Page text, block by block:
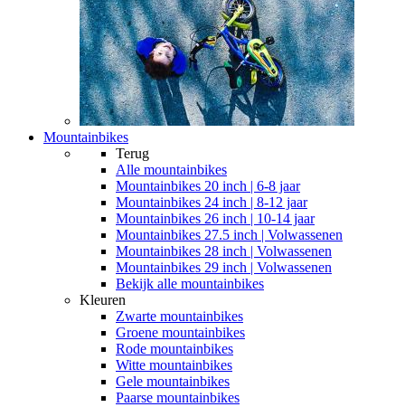
Mountainbikes
Terug
Alle mountainbikes
Mountainbikes 20 inch | 6-8 jaar
Mountainbikes 24 inch | 8-12 jaar
Mountainbikes 26 inch | 10-14 jaar
Mountainbikes 27.5 inch | Volwassenen
Mountainbikes 28 inch | Volwassenen
Mountainbikes 29 inch | Volwassenen
Bekijk alle mountainbikes
Kleuren
Zwarte mountainbikes
Groene mountainbikes
Rode mountainbikes
Witte mountainbikes
Gele mountainbikes
Paarse mountainbikes